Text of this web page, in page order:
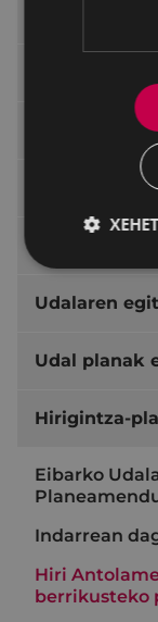
Identitate
Udal sailak
Udalaren
Udal planak
Hirigintza-
Eibarko
Indarrean
Hiri
berrikusteko